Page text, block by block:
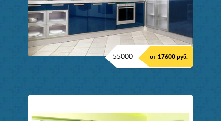
55000 от 17600 руб.